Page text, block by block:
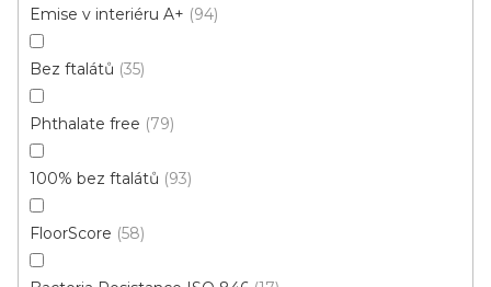
Emise v interiéru A+ 94
Bez ftalátů 35
Phthalate free 79
100% bez ftalátů 93
FloorScore 58
Vinylové dílce Purello CLIC 30 V Silento RIGID
SPC / 35143
799 Kč